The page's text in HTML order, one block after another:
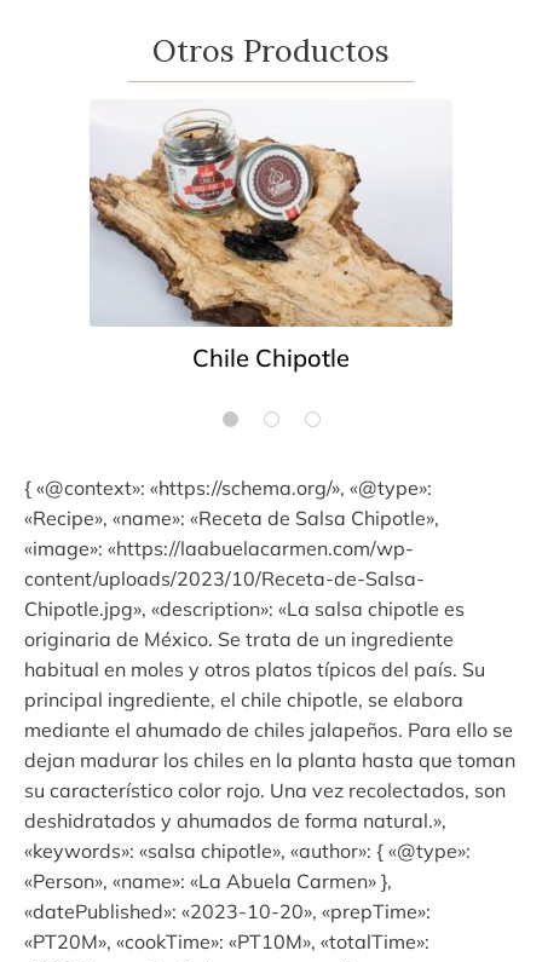
Otros Productos
Chile Chipotle
{ «@context»: «https://schema.org/», «@type»:
«Recipe», «name»: «Receta de Salsa Chipotle»,
«image»: «https://laabuelacarmen.com/wp-
content/uploads/2023/10/Receta-de-Salsa-
Chipotle.jpg», «description»: «La salsa chipotle es
originaria de México. Se trata de un ingrediente
habitual en moles y otros platos típicos del país. Su
principal ingrediente, el chile chipotle, se elabora
mediante el ahumado de chiles jalapeños. Para ello se
dejan madurar los chiles en la planta hasta que toman
su característico color rojo. Una vez recolectados, son
deshidratados y ahumados de forma natural.»,
«keywords»: «salsa chipotle», «author»: { «@type»:
«Person», «name»: «La Abuela Carmen» },
«datePublished»: «2023-10-20», «prepTime»:
«PT20M», «cookTime»: «PT10M», «totalTime»: